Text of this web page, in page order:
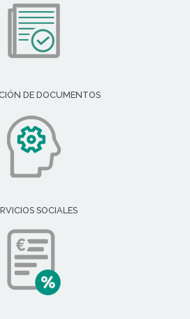
DE DOCUMENTOS
SOCIALES